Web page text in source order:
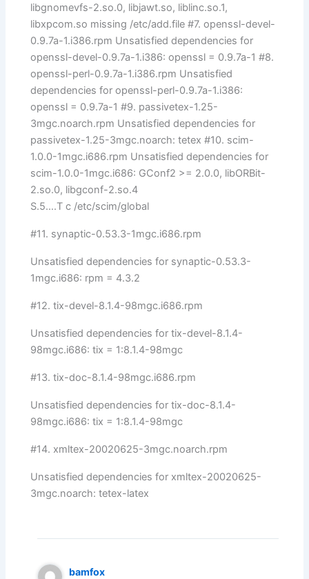
libgnomevfs-2.so.0, libjawt.so, liblinc.so.1,
libxpcom.so missing /etc/add.file #7. openssl-devel-
0.9.7a-1.i386.rpm Unsatisfied dependencies for
openssl-devel-0.9.7a-1.i386: openssl = 0.9.7a-1 #8.
openssl-perl-0.9.7a-1.i386.rpm Unsatisfied
dependencies for openssl-perl-0.9.7a-1.i386:
openssl = 0.9.7a-1 #9. passivetex-1.25-
3mgc.noarch.rpm Unsatisfied dependencies for
passivetex-1.25-3mgc.noarch: tetex #10. scim-
1.0.0-1mgc.i686.rpm Unsatisfied dependencies for
scim-1.0.0-1mgc.i686: GConf2 >= 2.0.0, libORBit-
2.so.0, libgconf-2.so.4
S.5….T c /etc/scim/global
#11. synaptic-0.53.3-1mgc.i686.rpm
Unsatisfied dependencies for synaptic-0.53.3-
1mgc.i686: rpm = 4.3.2
#12. tix-devel-8.1.4-98mgc.i686.rpm
Unsatisfied dependencies for tix-devel-8.1.4-
98mgc.i686: tix = 1:8.1.4-98mgc
#13. tix-doc-8.1.4-98mgc.i686.rpm
Unsatisfied dependencies for tix-doc-8.1.4-
98mgc.i686: tix = 1:8.1.4-98mgc
#14. xmltex-20020625-3mgc.noarch.rpm
Unsatisfied dependencies for xmltex-20020625-
3mgc.noarch: tetex-latex
bamfox